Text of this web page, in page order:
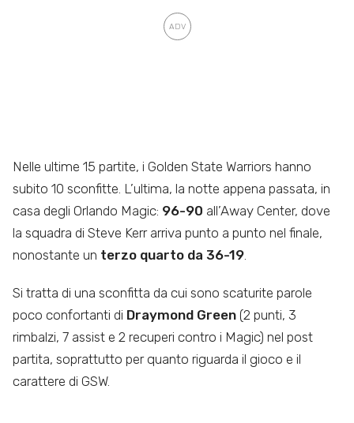
Nelle ultime 15 partite, i Golden State Warriors hanno
subito 10 sconfitte. L’ultima, la notte appena passata, in
casa degli Orlando Magic: 96-90 all’Away Center, dove
la squadra di Steve Kerr arriva punto a punto nel finale,
nonostante un terzo quarto da 36-19
Si tratta di una sconfitta da cui sono scaturite parole
poco confortanti di Draymond Green (2 punti, 3
rimbalzi, 7 assist e 2 recuperi contro i Magic) nel post
partita, soprattutto per quanto riguarda il gioco e il
carattere di GSW.